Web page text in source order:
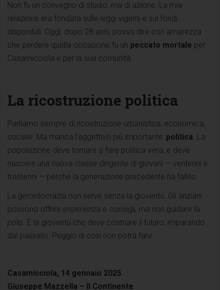
Non fu un convegno di studio, ma di azione. La mia
relazione era fondata sulle leggi vigenti e sui fondi
disponibili. Oggi, dopo 28 anni, posso dire con amarezza
che perdere quella occasione fu un peccato mortale per
Casamicciola e per la sua comunità.
La ricostruzione politica
Parliamo sempre di ricostruzione urbanistica, economica,
sociale. Ma manca l’aggettivo più importante: politica . La
popolazione deve tornare a fare politica vera, e deve
nascere una nuova classe dirigente di giovani — ventenni e
trentenni — perché la generazione precedente ha fallito.
La gerontocrazia non serve senza la gioventù. Gli anziani
possono offrire esperienza e consigli, ma non guidare la
polis . È la gioventù che deve costruire il futuro, imparando
dal passato. Peggio di così non potrà fare.
Casamicciola, 14 gennaio 2025
Giuseppe Mazzella – Il Continente